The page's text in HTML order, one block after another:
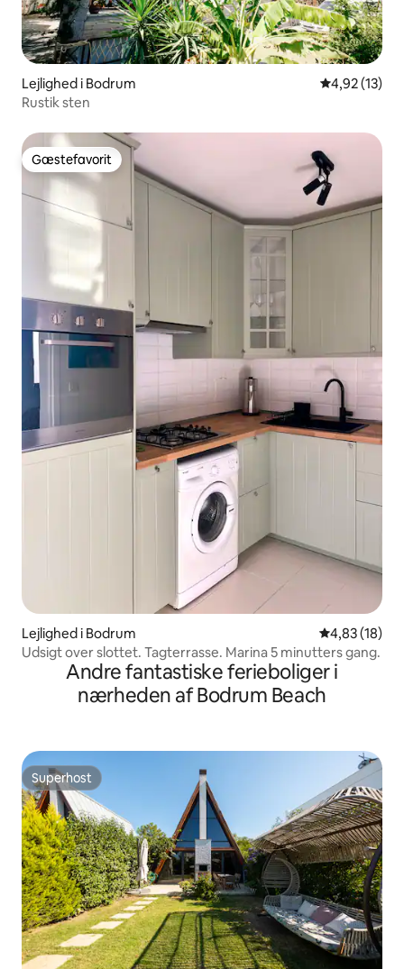
Lejlighed i Bodrum 4,92 ud af 5
4,92 (13)
Rustik sten
Gæstefavorit
Gæstefavorit
Lejlighed i Bodrum 4,83 ud af 5
4,83 (18)
Udsigt over slottet. Tagterrasse. Marina 5 minutters gang.
Andre fantastiske ferieboliger i
nærheden af Bodrum Beach
Superhost
Superhost